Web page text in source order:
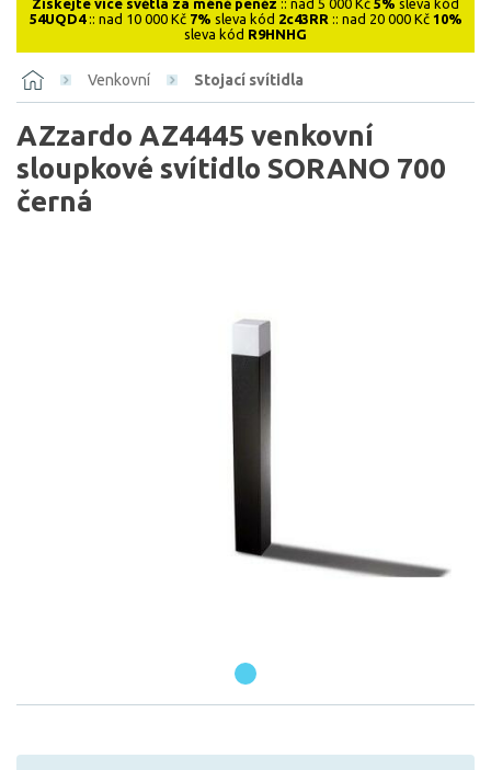
Získejte více světla za méně peněz :: nad 5 000 Kč 5% sleva kód
54UQD4:: nad 10 000 Kč 7% sleva kód 2c43RR :: nad 20 000 Kč 10%
sleva kód R9HNHG
Venkovní Stojací svítidla
AZzardo AZ4445 venkovní
sloupkové svítidlo SORANO 700
černá